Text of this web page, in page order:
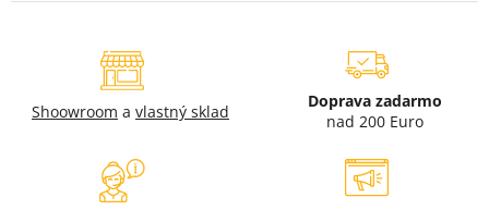
Shoowroom a vlastný sklad
Doprava zadarmo
nad 200 Euro